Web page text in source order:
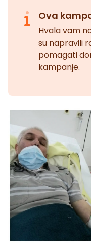
Ova
Hvala vam
su napravili
pomagati
kampanje.